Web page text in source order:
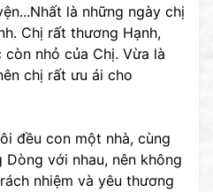
là những ngày chị
Chị rất thương Hạnh,
nhỏ của Chị. Vừa là
chị rất ưu ái cho
đều con một nhà, cùng
với nhau, nên không
nhiệm và yêu thương